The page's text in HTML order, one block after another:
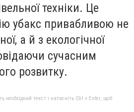
техніки. Це
убакс привабливою не
а й з екологічної
сучасним
розвитку.
необхідний текст і натисніть Ctrl + Enter, щоб